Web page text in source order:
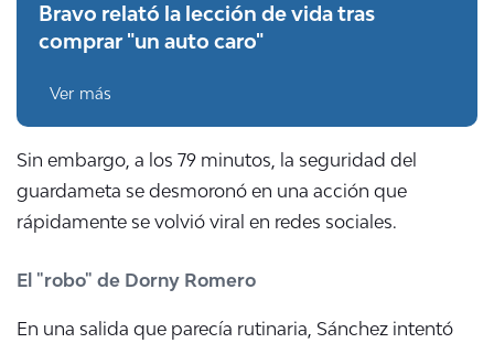
Bravo relató la lección de vida tras
comprar "un auto caro"
Ver más
Sin embargo, a los 79 minutos, la seguridad del
guardameta se desmoronó en una acción que
rápidamente se volvió viral en redes sociales.
El "robo" de Dorny Romero
En una salida que parecía rutinaria, Sánchez intentó